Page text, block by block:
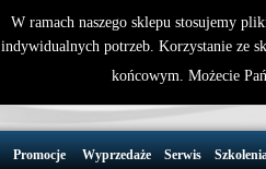
Promocje Wyprzedaże Serwis
W ramach naszego sklepu stosujemy
indywidualnych potrzeb. Korzystanie ze
końcowym. Możecie